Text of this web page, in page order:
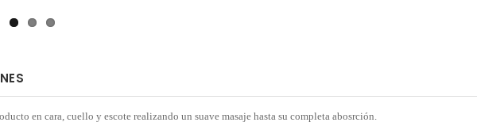
en cara, cuello y escote realizando un suave masaje hasta su completa abosrción.